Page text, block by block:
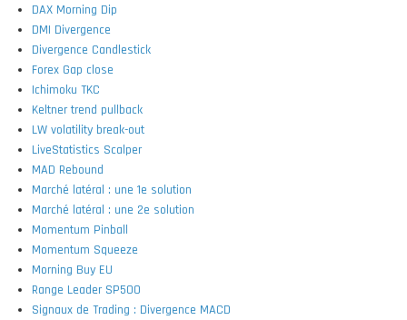
DAX Morning Dip
DMI Divergence
Divergence Candlestick
Forex Gap close
Ichimoku TKC
Keltner trend pullback
LW volatility break-out
LiveStatistics Scalper
MAD Rebound
Marché latéral : une 1e solution
Marché latéral : une 2e solution
Momentum Pinball
Momentum Squeeze
Morning Buy EU
Range Leader SP500
Signaux de Trading : Divergence MACD